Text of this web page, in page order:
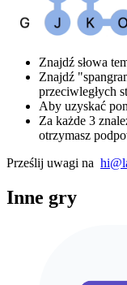
Znajdź słowa
Znajdź
przeciwległych
Aby uzyskać
Za każde 3
otrzymasz
Prześlij uwagi na
Inne gry